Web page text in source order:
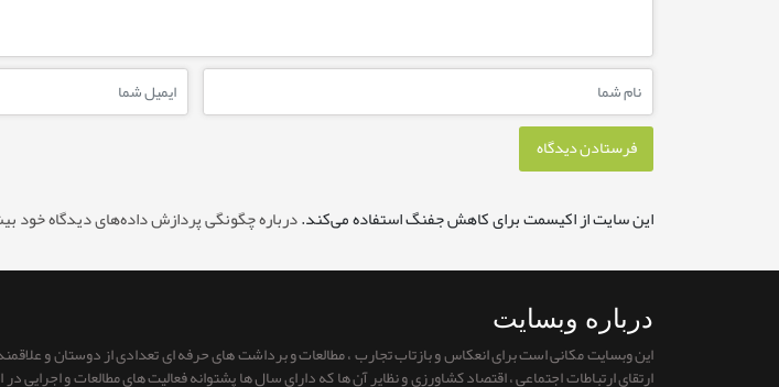
این سایت از اکیسمت برای کاهش جفنگ استفاده می‌کند.درباره چگونگی پردازش داده‌های دیدگاه خود
درباره وبسایت
این وبسایت مکانی است برای انعکاس و بازتاب تجارب ، مطالعات و برداشت های حرفه ای تعدادی از دوستان و
ارتقای ارتباطات اجتماعی ، اقتصاد کشاورزی و نظایر آن ها که دارای سال ها پشتوانه فعالیت های مطالعات و